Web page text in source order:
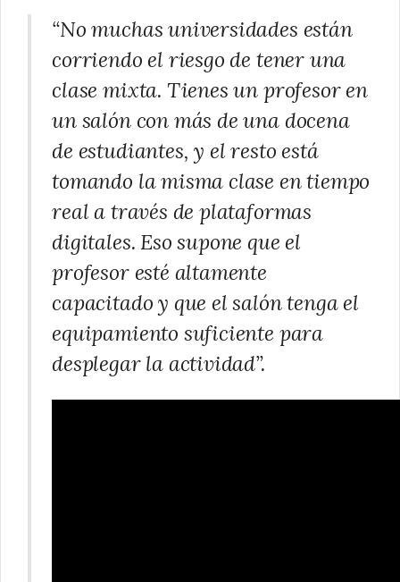
“No muchas universidades están
corriendo el riesgo de tener una
clase mixta. Tienes un profesor en
un salón con más de una docena
de estudiantes, y el resto está
tomando la misma clase en tiempo
real a través de plataformas
digitales. Eso supone que el
profesor esté altamente
capacitado y que el salón tenga el
equipamiento suficiente para
desplegar la actividad”.